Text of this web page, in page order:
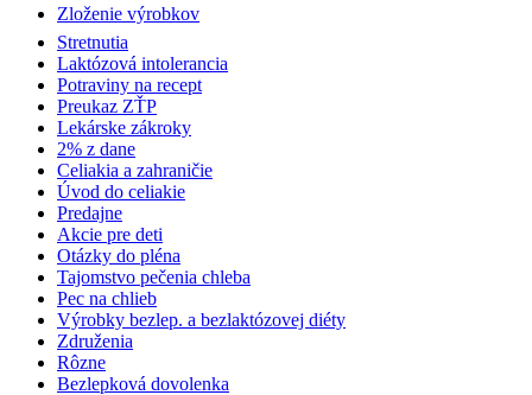
Zloženie výrobkov
Stretnutia
Laktózová intolerancia
Potraviny na recept
Preukaz ZŤP
Lekárske zákroky
2% z dane
Celiakia a zahraničie
Úvod do celiakie
Predajne
Akcie pre deti
Otázky do pléna
Tajomstvo pečenia chleba
Pec na chlieb
Výrobky bezlep. a bezlaktózovej diéty
Združenia
Rôzne
Bezlepková dovolenka